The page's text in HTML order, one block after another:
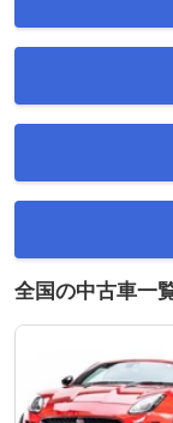
全国の中古車一